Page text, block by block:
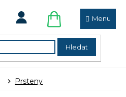
Hledat
NÁKUPNÍ
KOŠÍK
Prsteny